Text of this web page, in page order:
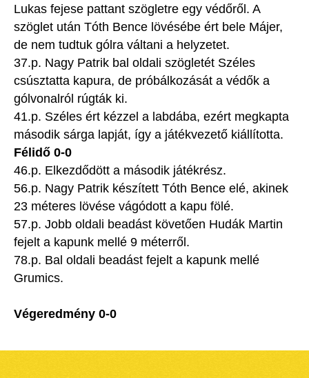
Lukas fejese pattant szögletre egy védőről. A
szöglet után Tóth Bence lövésébe ért bele Májer,
de nem tudtuk gólra váltani a helyzetet.
37.p. Nagy Patrik bal oldali szögletét Széles
csúsztatta kapura, de próbálkozását a védők a
gólvonalról rúgták ki.
41.p. Széles ért kézzel a labdába, ezért megkapta
második sárga lapját, így a játékvezető kiállította.
Félidő 0-0
46.p. Elkezdődött a második játékrész.
56.p. Nagy Patrik készített Tóth Bence elé, akinek
23 méteres lövése vágódott a kapu fölé.
57.p. Jobb oldali beadást követően Hudák Martin
fejelt a kapunk mellé 9 méterről.
78.p. Bal oldali beadást fejelt a kapunk mellé
Grumics.
Végeredmény 0-0